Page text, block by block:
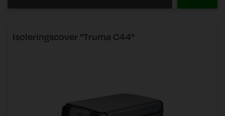
Isoleringscover "Truma C44"